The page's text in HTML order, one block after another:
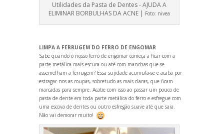
Utilidades da Pasta de Dentes - AJUDA A
ELIMINAR BORBULHAS DA ACNE | Foto: nivea
LIMPA A FERRUGEM DO FERRO DE ENGOMAR
Sabe quando o nosso ferro de engomar começa a ficar com a
parte metálica mais escura ou até com manchas que se
assemelham a ferrugem? Essa sujidade acumula-se e acaba por
estragar-nos as roupas, sobretudo as mais claras, que ficam
marcadas para sempre. Acabe com isso ao passar um pouco de
pasta de dente em toda parte metálica do ferro e esfregue com
uma escova de dentes ou outro esfregão suave até que saia.
Não vai demorar muito!